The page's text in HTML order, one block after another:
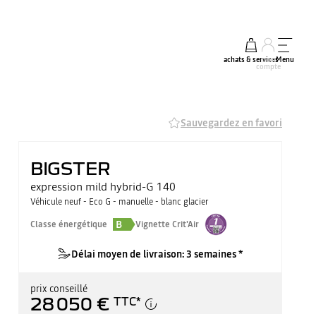
achats & services
mon
compte
Menu
Sauvegardez en favori
BIGSTER
expression mild hybrid-G 140
Véhicule neuf - Eco G - manuelle - blanc glacier
Classe énergétique
B Vignette Crit'Air
Délai moyen de livraison: 3 semaines *
prix conseillé
28 050 € TTC*